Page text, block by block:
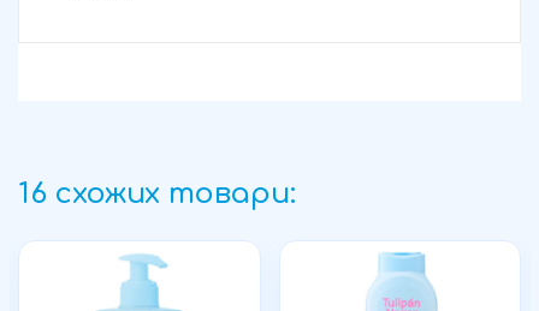
16 схожих товари: